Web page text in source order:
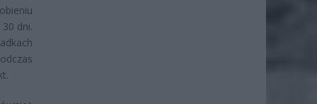
dni.